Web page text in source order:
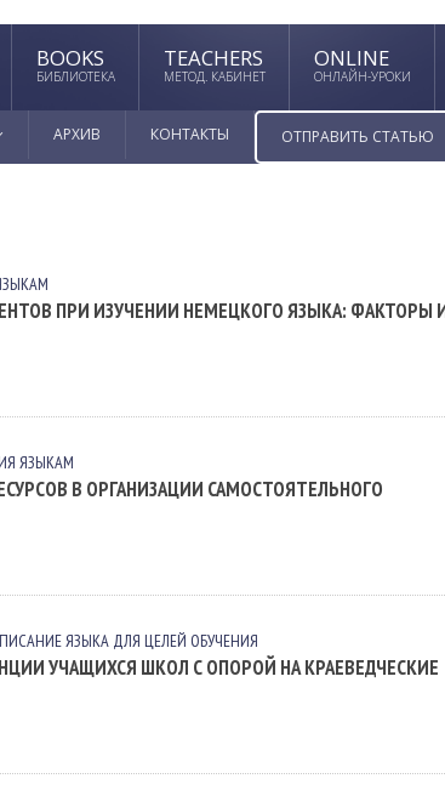
BOOKS
БИБЛИОТЕКА
TEACHERS
МЕТОД. КАБИНЕТ
ONLINE
ОНЛАЙН-УРОКИ
АРХИВ КОНТАКТЫ ОТПРАВИТЬ СТАТЬЮ
ПРИ ИЗУЧЕНИИ НЕМЕЦКОГО ЯЗЫКА: ФАКТОРЫ
ЯЗЫКАМ
В ОРГАНИЗАЦИИ САМОСТОЯТЕЛЬНОГО
ЯЗЫКА ДЛЯ ЦЕЛЕЙ ОБУЧЕНИЯ
УЧАЩИХСЯ ШКОЛ С ОПОРОЙ НА КРАЕВЕДЧЕСКИЕ